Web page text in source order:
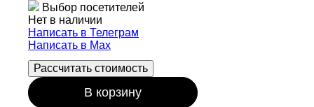
Выбор посетителей
Нет в наличии
Написать в Телеграм
Написать в Мах
Рассчитать стоимость
В корзину